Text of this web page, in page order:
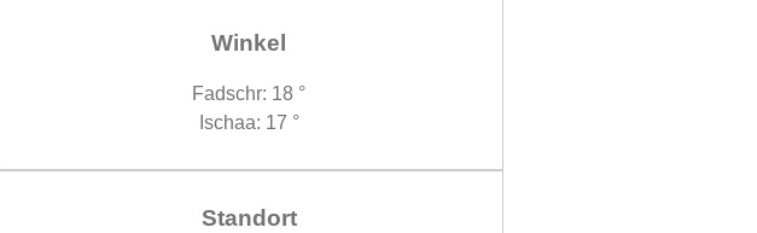
Winkel
Fadschr: 18 °
Ischaa: 17 °
Standort